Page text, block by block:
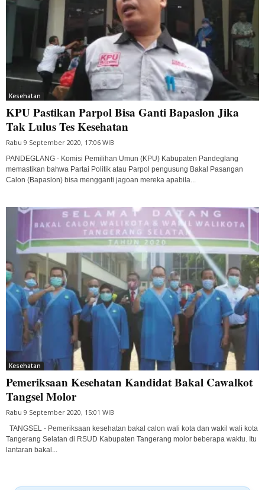
Kesehatan
KPU Pastikan Parpol Bisa Ganti Bapaslon Jika
Tak Lulus Tes Kesehatan
Rabu 9 September 2020, 17:06 WIB
PANDEGLANG - Komisi Pemilihan Umun (KPU) Kabupaten Pandeglang
memastikan bahwa Partai Politik atau Parpol pengusung Bakal Pasangan
Calon (Bapaslon) bisa mengganti jagoan mereka apabila...
Kesehatan
Pemeriksaan Kesehatan Kandidat Bakal Cawalkot
Tangsel Molor
Rabu 9 September 2020, 15:01 WIB
TANGSEL - Pemeriksaan kesehatan bakal calon wali kota dan wakil wali kota
Tangerang Selatan di RSUD Kabupaten Tangerang molor beberapa waktu. Itu
lantaran bakal...